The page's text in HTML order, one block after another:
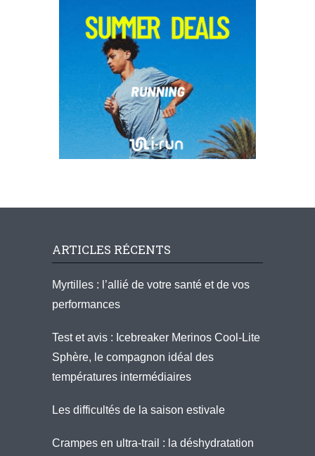
ARTICLES RÉCENTS
Myrtilles : l’allié de votre santé et de vos
performances
Test et avis : Icebreaker Merinos Cool-Lite
Sphère, le compagnon idéal des
températures intermédiaires
Les difficultés de la saison estivale
Crampes en ultra-trail : la déshydratation